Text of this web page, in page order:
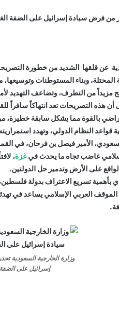
من فرض سيادة إسرائيل على الضفة
مزيداً من التطرف، وتضاعف التهديد
قواعد النظام الدولي، وتهدد
غاضب تجاه ما يحدث في غزة
على الأرض وتدمير حل الدولتين.
إسرائيل على الضفة